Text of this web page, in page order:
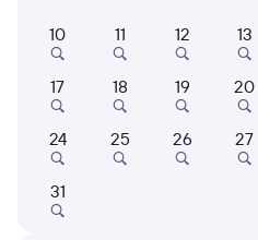
Когда
Кто едет
Найти
10 11 12 13
17 18 19 20
24 25 26 27
31